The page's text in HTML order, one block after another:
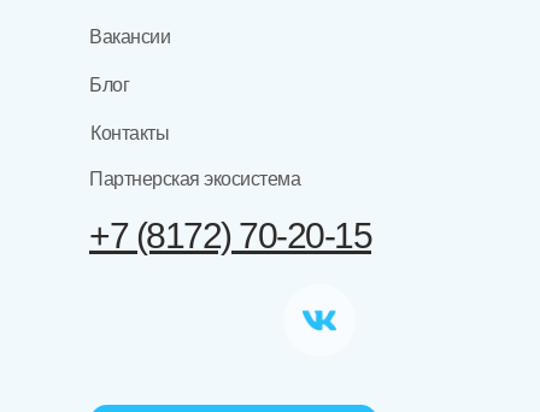
Вакансии
+7 (8172) 70-20-15
Блог
Контакты
Партнерская экосистема